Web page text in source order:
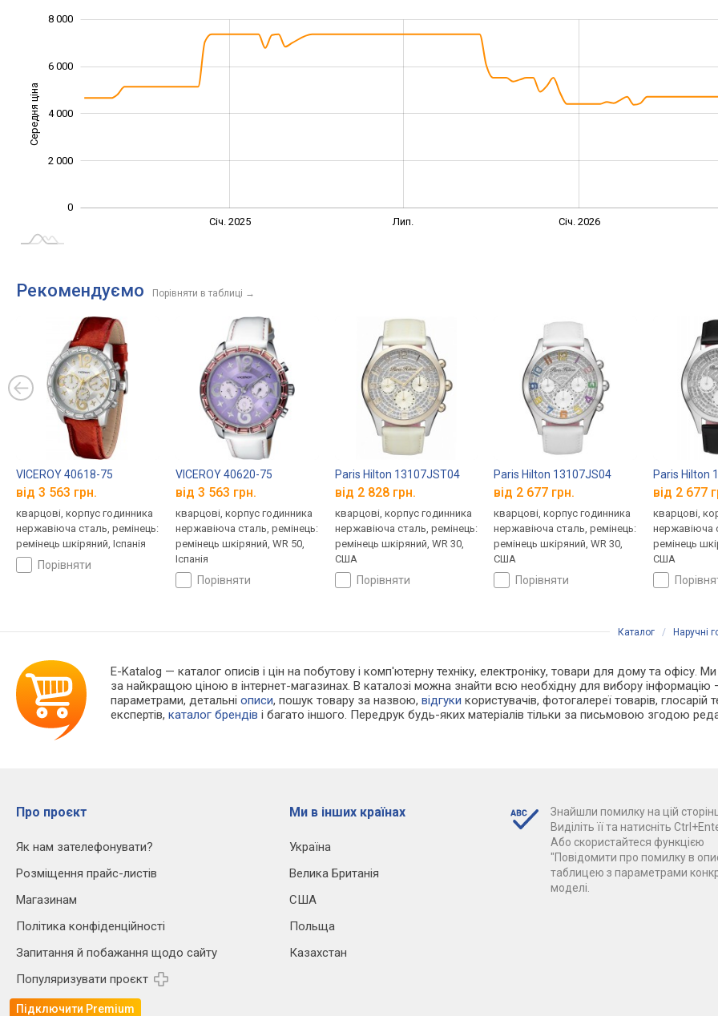
Середня ціна 1 000
0
2 000
4 000
6 000
8 000
Січ. 2025 Лип. Січ. 2026
Рекомендуємо Порівняти в таблиці →
VICEROY 40618-75
від 3 563 грн.
кварцові, корпус годинника
нержавіюча сталь, ремінець:
ремінець шкіряний, Іспанія
порівняти
VICEROY 40620-75
від 3 563 грн.
кварцові, корпус годинника
нержавіюча сталь, ремінець:
ремінець шкіряний, WR 50,
Іспанія
порівняти
Paris Hilton 13107JST04
від 2 828 грн.
кварцові, корпус годинника
нержавіюча сталь, ремінець:
ремінець шкіряний, WR 30,
США
порівняти
Paris Hilton 13107JS04
від 2 677 грн.
кварцові, корпус годинника
нержавіюча сталь, ремінець:
ремінець шкіряний, WR 30,
США
порівняти
Paris Hilton
від 2 677
кварцові,
нержавіюча
ремінець
США
Каталог / Наручні
E-Katalog — каталог описів і цін на побутову і комп'ютерну техніку, електроніку, товари для дому та офісу.
за найкращою ціною в інтернет-магазинах. В каталозі можна знайти всю необхідну для вибору
параметрами, детальніописи, пошук товару за назвою,відгуки користувачів, фотогалереї товарів, глосарій
експертів,каталог брендів і багато іншого. Передрук будь-яких матеріалів тільки за письмовою згодою
Про проєкт
Як нам зателефонувати?
Розміщення прайс-листів
Магазинам
Політика конфіденційності
Запитання й побажання щодо сайту
Популяризувати проєкт
Підключити Premium
Ми в інших країнах
Україна
Велика Британія
США
Польща
Казахстан
Знайшли помилку на цій
Виділіть її та натисніть
Або скористайтеся функцією
"Повідомити про помилку в
таблицею з параметрами
моделі.